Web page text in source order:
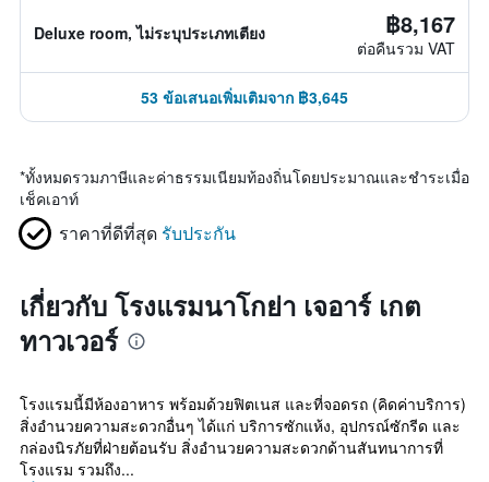
Deluxe room, ไม่ระบุประเภทเตียง ฿8,167
ต่อคืนรวม VAT
53 ข้อเสนอเพิ่มเติมจาก ฿3,645
*ทั้งหมดรวมภาษีและค่าธรรมเนียมท้องถิ่นโดยประมาณและชำระเมื่อ
เช็คเอาท์
ราคาที่ดีที่สุด รับประกัน
เกี่ยวกับ โรงแรมนาโกย่า เจอาร์ เกต
ทาวเวอร์
โรงแรมนี้มีห้องอาหาร พร้อมด้วยฟิตเนส และที่จอดรถ (คิดค่าบริการ)
สิ่งอำนวยความสะดวกอื่นๆ ได้แก่ บริการซักแห้ง, อุปกรณ์ซักรีด และ
กล่องนิรภัยที่ฝ่ายต้อนรับ สิ่งอำนวยความสะดวกด้านสันทนาการที่
โรงแรม รวมถึง...